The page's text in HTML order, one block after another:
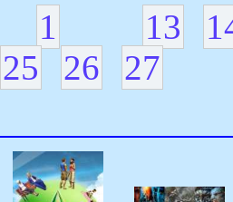
1 13
25
26 27